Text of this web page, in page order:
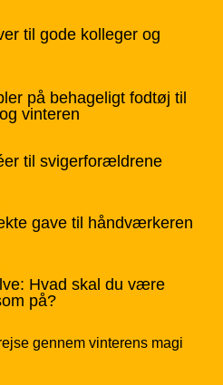
til gode kolleger og
på behageligt fodtøj til
vinteren
til svigerforældrene
gave til håndværkeren
Hvad skal du være
på?
gennem vinterens magi